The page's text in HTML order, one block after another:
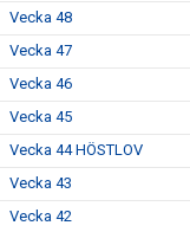
Vecka 48
Vecka 47
Vecka 46
Vecka 45
Vecka 44 HÖSTLOV
Vecka 43
Vecka 42